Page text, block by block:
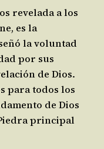
revelada a los
es la
la voluntad
por sus
de Dios.
para todos los
de Dios
principal